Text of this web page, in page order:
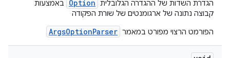
הגדרת השדות של ההגדרה הגלובלית Option
באמצעות
קבוצה נתונה של ארגומנטים של שורת הפקודה
הפורמט הרצוי מפורט במאמר ArgsOptionParser